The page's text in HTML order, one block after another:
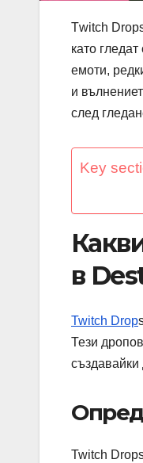
Тwitch
като
емоти,
и
след
Key
в
Twitch Drop
Тези
създавайки
Twitch